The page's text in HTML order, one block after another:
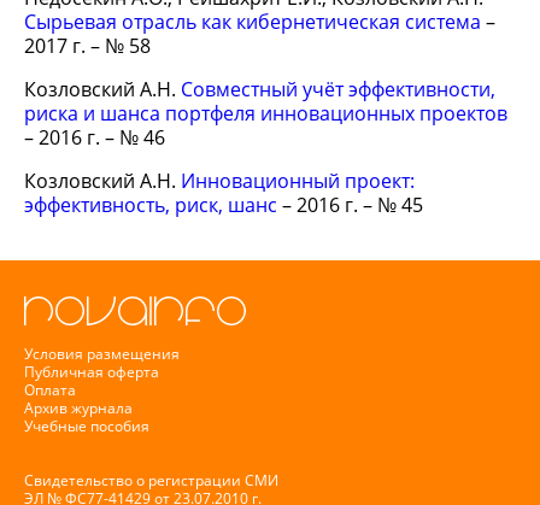
Сырьевая отрасль как кибернетическая система –
2017 г. – № 58
Козловский А.Н. Совместный учёт эффективности,
риска и шанса портфеля инновационных проектов
– 2016 г. – № 46
Козловский А.Н. Инновационный проект:
эффективность, риск, шанс – 2016 г. – № 45
Условия размещения
Публичная оферта
Оплата
Архив журнала
Учебные пособия
Свидетельство о регистрации СМИ
ЭЛ № ФС77-41429 от 23.07.2010 г.